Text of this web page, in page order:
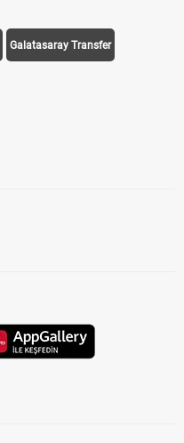
Galatasaray Transfer